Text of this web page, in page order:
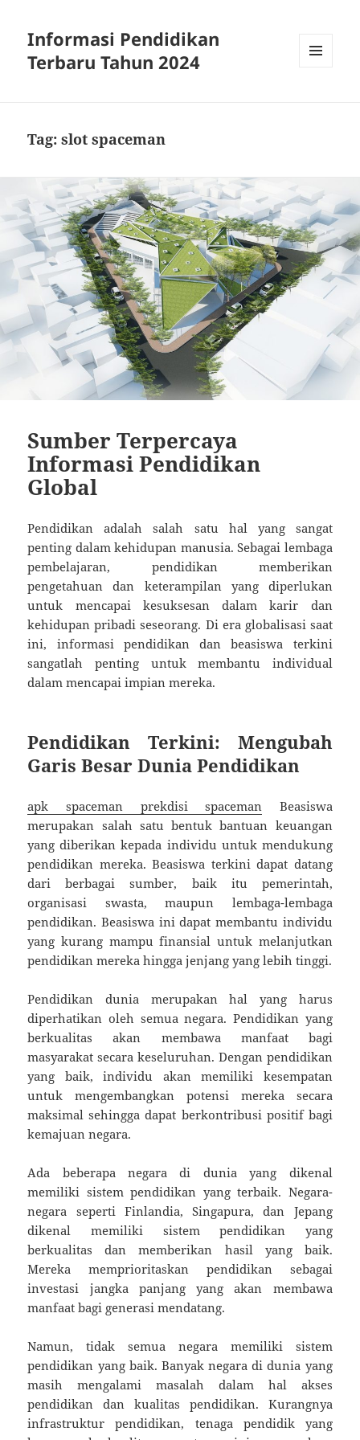
Informasi Pendidikan
Terbaru Tahun 2024
Tag:slot spaceman
Sumber Terpercaya
Informasi Pendidikan
Global
Pendidikan adalah salah satu hal yang sangat
penting dalam kehidupan manusia. Sebagai lembaga
pembelajaran, pendidikan memberikan
pengetahuan dan keterampilan yang diperlukan
untuk mencapai kesuksesan dalam karir dan
kehidupan pribadi seseorang. Di era globalisasi saat
ini, informasi pendidikan dan beasiswa terkini
sangatlah penting untuk membantu individual
dalam mencapai impian mereka.
Pendidikan Terkini: Mengubah
Garis Besar Dunia Pendidikan
apk spaceman prekdisi spaceman
Beasiswa
merupakan salah satu bentuk bantuan keuangan
yang diberikan kepada individu untuk mendukung
pendidikan mereka. Beasiswa terkini dapat datang
dari berbagai sumber, baik itu pemerintah,
organisasi swasta, maupun lembaga-lembaga
pendidikan. Beasiswa ini dapat membantu individu
yang kurang mampu finansial untuk melanjutkan
pendidikan mereka hingga jenjang yang lebih tinggi.
Pendidikan dunia merupakan hal yang harus
diperhatikan oleh semua negara. Pendidikan yang
berkualitas akan membawa manfaat bagi
masyarakat secara keseluruhan. Dengan pendidikan
yang baik, individu akan memiliki kesempatan
untuk mengembangkan potensi mereka secara
maksimal sehingga dapat berkontribusi positif bagi
kemajuan negara.
Ada beberapa negara di dunia yang dikenal
memiliki sistem pendidikan yang terbaik. Negara-
negara seperti Finlandia, Singapura, dan Jepang
dikenal memiliki sistem pendidikan yang
berkualitas dan memberikan hasil yang baik.
Mereka memprioritaskan pendidikan sebagai
investasi jangka panjang yang akan membawa
manfaat bagi generasi mendatang.
Namun, tidak semua negara memiliki sistem
pendidikan yang baik. Banyak negara di dunia yang
masih mengalami masalah dalam hal akses
pendidikan dan kualitas pendidikan. Kurangnya
infrastruktur pendidikan, tenaga pendidik yang